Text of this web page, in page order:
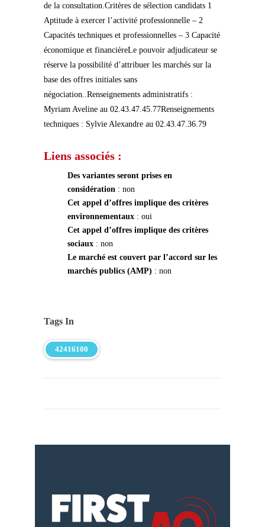
de la consultation.Critères de sélection candidats 1
Aptitude à exercer l’activité professionnelle – 2
Capacités techniques et professionnelles – 3 Capacité
économique et financièreLe pouvoir adjudicateur se
réserve la possibilité d’attribuer les marchés sur la
base des offres initiales sans
négociation..Renseignements administratifs :
Myriam Aveline au 02.43.47.45.77Renseignements
techniques : Sylvie Alexandre au 02.43.47.36.79
Liens associés :
Des variantes seront prises en
considération : non
Cet appel d’offres implique des critères
environnementaux : oui
Cet appel d’offres implique des critères
sociaux : non
Le marché est couvert par l’accord sur les
marchés publics (AMP) : non
Tags In
42416100